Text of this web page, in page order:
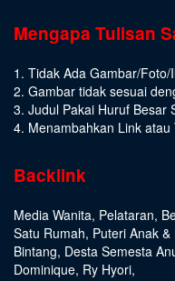
Mengapa Tulisan
1. Tidak Ada Gambar/Foto/
2. Gambar tidak sesuai
3. Judul Pakai Huruf Besar
4. Menambahkan Link atau
Backlink
Media Wanita, Pelataran,
Satu Rumah, Puteri Anak
Bintang, Desta Semesta
Dominique, Ry Hyori,